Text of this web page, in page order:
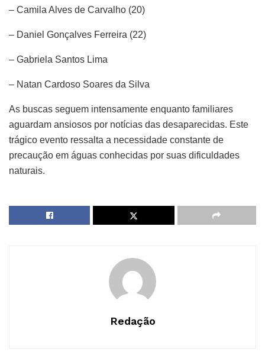
– Camila Alves de Carvalho (20)
– Daniel Gonçalves Ferreira (22)
– Gabriela Santos Lima
– Natan Cardoso Soares da Silva
As buscas seguem intensamente enquanto familiares
aguardam ansiosos por notícias das desaparecidas. Este
trágico evento ressalta a necessidade constante de
precaução em águas conhecidas por suas dificuldades
naturais.
Redação